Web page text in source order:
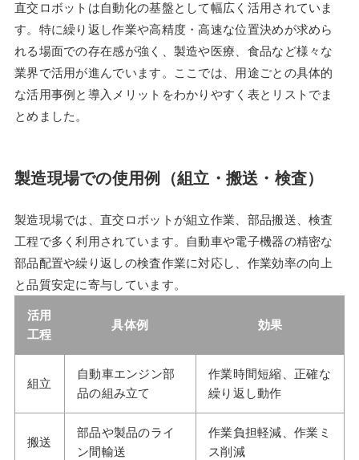
直交ロボットは自動化の基盤として幅広く活用されていま
す。特に繰り返し作業や高精度・高速な位置決めが求めら
れる場面での存在感が強く、製造や医療、食品など様々な
業界で活用が進んでいます。ここでは、用途ごとの具体的
な活用事例と導入メリットをわかりやすく表とリストでま
とめました。
製造現場での使用例（組立・搬送・検査）
製造現場では、直交ロボットが組立作業、部品搬送、検査
工程で多く利用されています。自動車や電子機器の精密な
部品配置や繰り返しの検査作業に対応し、作業効率の向上
と品質安定に寄与しています。
活用
工程
具体例 効果
組立
自動車エンジン部
品の組み立て
作業時間短縮、正確な
繰り返し動作
搬送
部品や製品のライ
ン間輸送
作業負担軽減、作業ミ
ス削減